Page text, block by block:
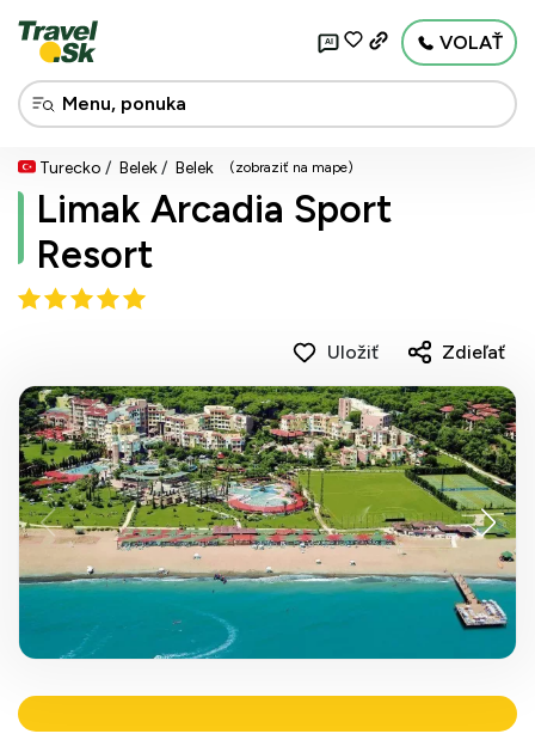
AI VOLAŤ
Turecko Belek Belek (zobraziť na mape)
Limak Arcadia Sport
Resort
Uložiť Zdieľať